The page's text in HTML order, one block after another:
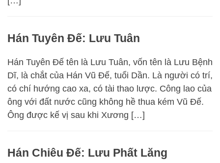
Hán Tuyên Đế: Lưu Tuân
Hán Tuyên Đế tên là Lưu Tuân, vốn tên là Lưu Bệnh
Dĩ, là chắt của Hán Vũ Đế, tuổi Dần. Là người có trí,
có chí hướng cao xa, có tài thao lược. Công lao của
ông với đất nước cũng không hề thua kém Vũ Đế.
Ông được kế vị sau khi Xương […]
Hán Chiêu Đế: Lưu Phất Lăng